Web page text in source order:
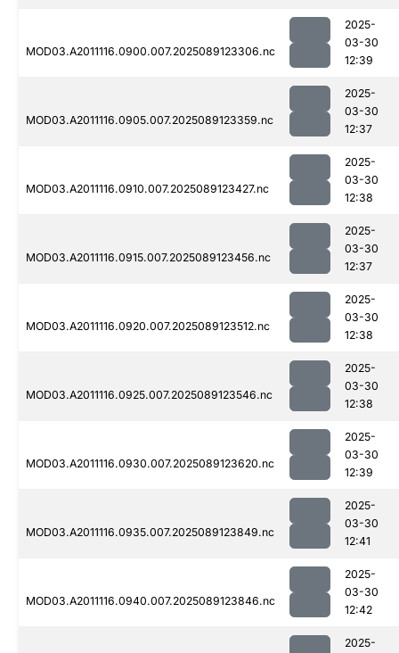
MOD03.A2011116.0900.007.2025089123306.nc
2025-
03-30
12:39
MOD03.A2011116.0905.007.2025089123359.nc
2025-
03-30
12:37
MOD03.A2011116.0910.007.2025089123427.nc
2025-
03-30
12:38
MOD03.A2011116.0915.007.2025089123456.nc
2025-
03-30
12:37
MOD03.A2011116.0920.007.2025089123512.nc
2025-
03-30
12:38
MOD03.A2011116.0925.007.2025089123546.nc
2025-
03-30
12:38
MOD03.A2011116.0930.007.2025089123620.nc
2025-
03-30
12:39
MOD03.A2011116.0935.007.2025089123849.nc
2025-
03-30
12:41
MOD03.A2011116.0940.007.2025089123846.nc
2025-
03-30
12:42
2025-